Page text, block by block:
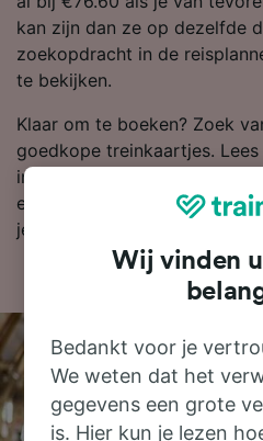
kan zijn dan ze op dezelfde
zoekopdracht in de
te bekijken.
Klaar om te boeken? Zoek
goedkope treinkaartjes.
informatie, zoals onze
eerste en laatste treinen
je goedkope treinkaartjes
Wij vinden
Bedankt voor je
We weten dat het
gegevens een grote
is. Hier kun je lezen